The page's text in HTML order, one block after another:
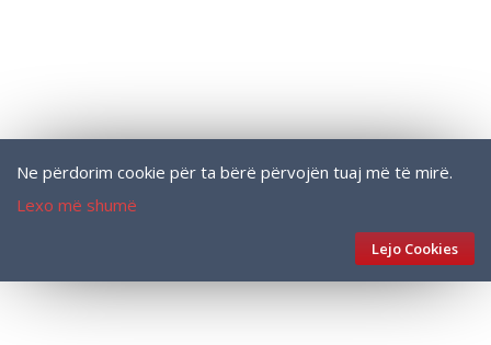
Ne përdorim cookie për ta bërë përvojën tuaj më të mirë.
Lexo më shumë
Lejo Cookies